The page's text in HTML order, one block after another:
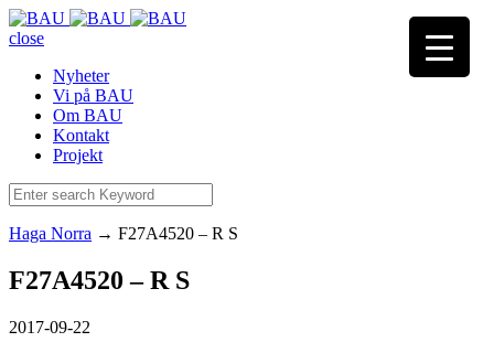
close
Nyheter
Vi på BAU
Om BAU
Kontakt
Projekt
Haga Norra → F27A4520 – R S
F27A4520 – R S
2017-09-22